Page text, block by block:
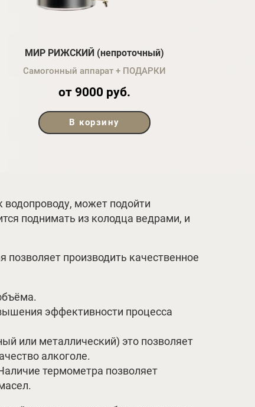
МИР РИЖСКИЙ (непроточный)
Самогонный аппарат + ПОДАРКИ
от 9000 руб.
В корзину
водопроводу, может подойти
поднимать из колодца ведрами, и
производить качественное
эффективности процесса
или металлический) это позволяет
алкоголе.
термометра позволяет